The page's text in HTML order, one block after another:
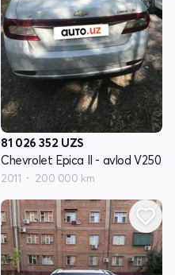
81 026 352 UZS
Chevrolet Epica II - avlod V250
2011 200 000 km